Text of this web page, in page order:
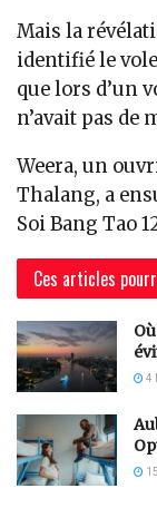
Mais la
identifié le
que lors d’un
n’avait pas de
Weera, un
Thalang, a
Soi Bang Tao
Ces articles
4